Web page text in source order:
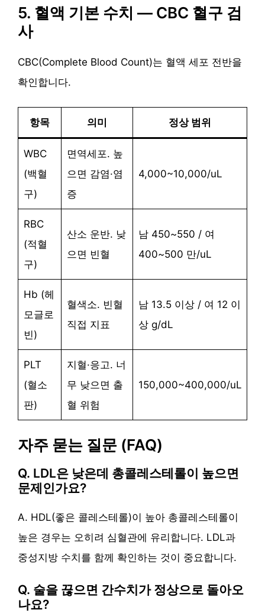
5. 혈액 기본 수치 — CBC 혈구 검
사
CBC(Complete Blood Count)는 혈액 세포 전반을
확인합니다.
항목 의미 정상 범위
WBC
(백혈
구)
면역세포. 높
으면 감염·염
증
4,000~10,000/uL
RBC
(적혈
구)
산소 운반. 낮
으면 빈혈
남 450~550 / 여
400~500 만/uL
Hb (헤
모글로
빈)
혈색소. 빈혈
직접 지표
남 13.5 이상 / 여 12 이
상 g/dL
PLT
(혈소
판)
지혈·응고. 너
무 낮으면 출
혈 위험
150,000~400,000/uL
자주 묻는 질문 (FAQ)
Q. LDL은 낮은데 총콜레스테롤이 높으면
문제인가요?
A. HDL(좋은 콜레스테롤)이 높아 총콜레스테롤이
높은 경우는 오히려 심혈관에 유리합니다. LDL과
중성지방 수치를 함께 확인하는 것이 중요합니다.
Q. 술을 끊으면 간수치가 정상으로 돌아오
나요?